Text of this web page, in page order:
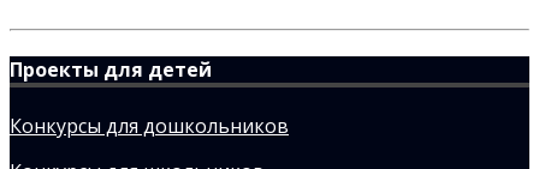
Проекты для детей
Конкурсы для дошкольников